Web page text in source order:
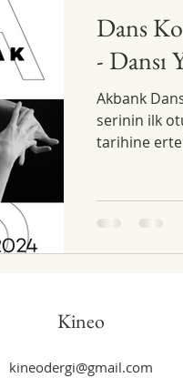
Dans
- Dansı
Akbank
serinin ilk
tarihine
Kineo
kineodergi@gmail.com